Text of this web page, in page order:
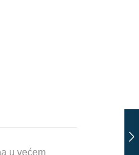
u većem